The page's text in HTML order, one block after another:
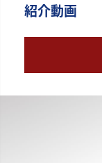
紹介動画